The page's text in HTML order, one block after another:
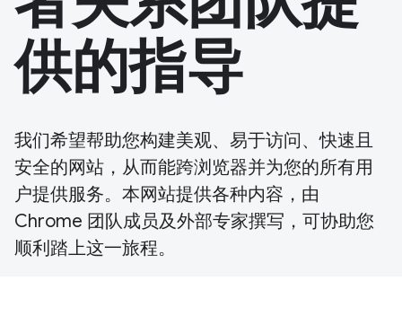
供的指导
我们希望帮助您构建美观、易于访问、快速且
安全的网站，从而能跨浏览器并为您的所有用
户提供服务。本网站提供各种内容，由
Chrome 团队成员及外部专家撰写，可协助您
顺利踏上这一旅程。